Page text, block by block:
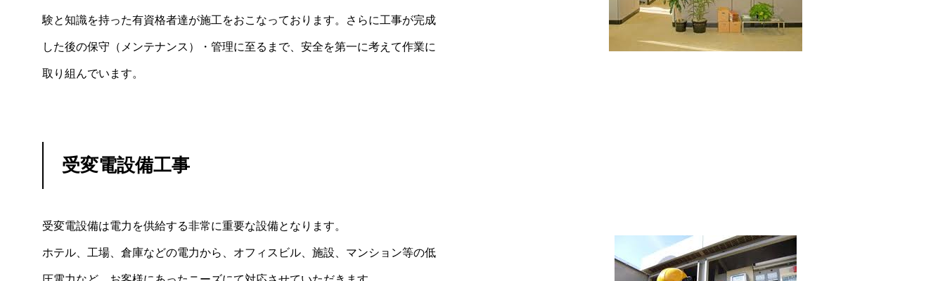
験と知識を持った有資格者達が施工をおこなっております。さらに工事が完成
した後の保守（メンテナンス）・管理に至るまで、安全を第一に考えて作業に
取り組んでいます。
受変電設備工事
受変電設備は電力を供給する非常に重要な設備となります。
ホテル、工場、倉庫などの電力から、オフィスビル、施設、マンション等の低